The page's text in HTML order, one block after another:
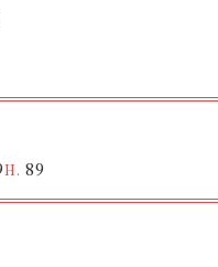
H. 89